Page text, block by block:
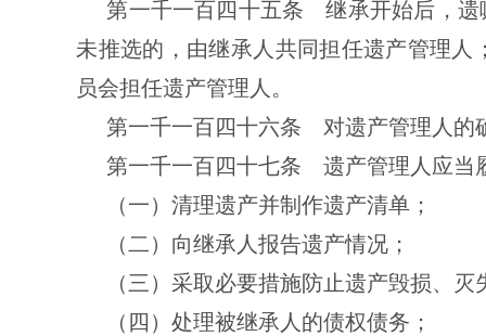
第一千一百四十五条 继承开始后，遗
未推选的，由继承人共同担任遗产管理
员会担任遗产管理人。
第一千一百四十六条 对遗产管理人的
第一千一百四十七条 遗产管理人应当
（一）清理遗产并制作遗产清单；
（二）向继承人报告遗产情况；
（三）采取必要措施防止遗产毁损、灭
（四）处理被继承人的债权债务；